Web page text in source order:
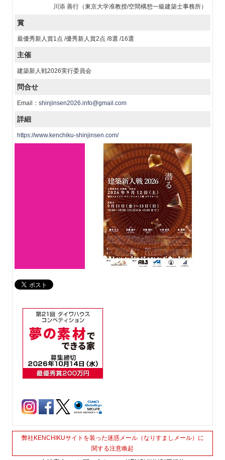
川添 善行（東京大学准教授/空間構想一級建築士事務所）
賞
最優秀新人賞1点 /優秀新人賞2点 /8選 /16選
主催
建築新人戦2026実行委員会
問合せ
Email： shinjinsen2026.info@gmail.com
詳細
https://www.kenchiku-shinjinsen.com/
弊社KENCHIKUサイトを装った迷惑メール（なりすましメール）に
関する注意喚起